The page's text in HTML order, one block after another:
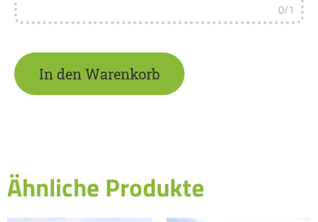
0/1
In den Warenkorb
Ähnliche Produkte